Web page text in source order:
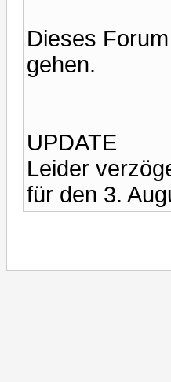
Dieses
gehen.
UPDATE
Leider
für den 3.